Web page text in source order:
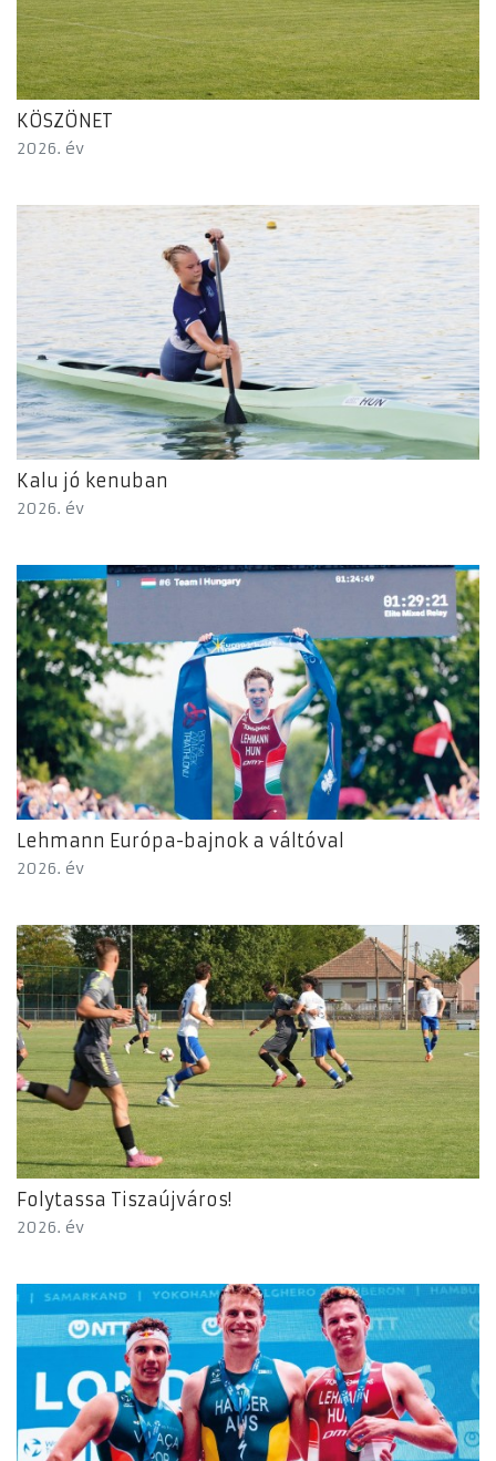
KÖSZÖNET
2026. év
Kalu jó kenuban
2026. év
Lehmann Európa-bajnok a váltóval
2026. év
Folytassa Tiszaújváros!
2026. év